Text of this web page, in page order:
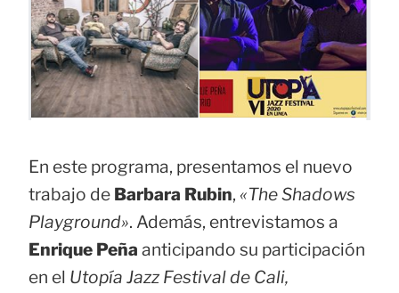
En este programa, presentamos el nuevo
trabajo de Barbara Rubin, «The Shadows
Playground». Además, entrevistamos a
Enrique Peña anticipando su participación
en el Utopía Jazz Festival de Cali,